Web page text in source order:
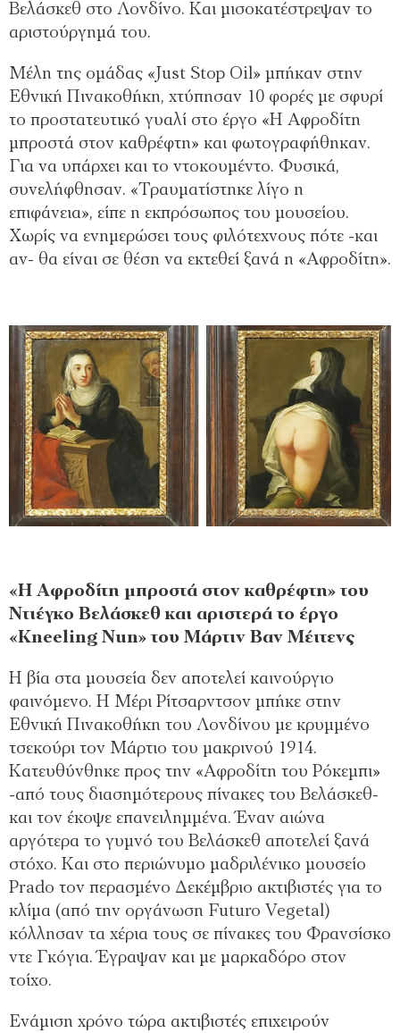
Βελάσκεθ στο Λονδίνο. Και μισοκατέστρεψαν το
αριστούργημά του.
Μέλη της ομάδας «Just Stop Oil» μπήκαν στην
Εθνική Πινακοθήκη, χτύπησαν 10 φορές με σφυρί
το προστατευτικό γυαλί στο έργο «Η Αφροδίτη
μπροστά στον καθρέφτη» και φωτογραφήθηκαν.
Για να υπάρχει και το ντοκουμέντο. Φυσικά,
συνελήφθησαν. «Τραυματίστηκε λίγο η
επιφάνεια», είπε η εκπρόσωπος του μουσείου.
Χωρίς να ενημερώσει τους φιλότεχνους πότε -και
αν- θα είναι σε θέση να εκτεθεί ξανά η «Αφροδίτη».
«Η Αφροδίτη μπροστά στον καθρέφτη» του
Ντιέγκο Βελάσκεθ και αριστερά το έργο
«Kneeling Nun» του Μάρτιν Βαν Μέιτενς
Η βία στα μουσεία δεν αποτελεί καινούργιο
φαινόμενο. Η Μέρι Ρίτσαρντσον μπήκε στην
Εθνική Πινακοθήκη του Λονδίνου με κρυμμένο
τσεκούρι τον Μάρτιο του μακρινού 1914.
Κατευθύνθηκε προς την «Αφροδίτη του Ρόκεμπι»
-από τους διασημότερους πίνακες του Βελάσκεθ-
και τον έκοψε επανειλημμένα. Έναν αιώνα
αργότερα το γυμνό του Βελάσκεθ αποτελεί ξανά
στόχο. Και στο περιώνυμο μαδριλένικο μουσείο
Prado τον περασμένο Δεκέμβριο ακτιβιστές για το
κλίμα (από την οργάνωση Futuro Vegetal)
κόλλησαν τα χέρια τους σε πίνακες του Φρανσίσκο
ντε Γκόγια. Έγραψαν και με μαρκαδόρο στον
τοίχο.
Ενάμιση χρόνο τώρα ακτιβιστές επιχειρούν